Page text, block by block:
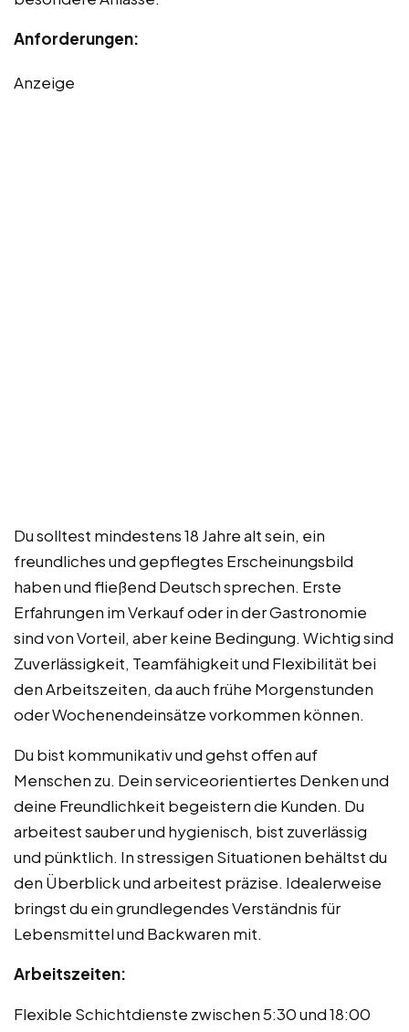
Anforderungen:
Anzeige
Du solltest mindestens 18 Jahre alt sein, ein
freundliches und gepflegtes Erscheinungsbild
haben und fließend Deutsch sprechen. Erste
Erfahrungen im Verkauf oder in der Gastronomie
sind von Vorteil, aber keine Bedingung. Wichtig sind
Zuverlässigkeit, Teamfähigkeit und Flexibilität bei
den Arbeitszeiten, da auch frühe Morgenstunden
oder Wochenendeinsätze vorkommen können.
Du bist kommunikativ und gehst offen auf
Menschen zu. Dein serviceorientiertes Denken und
deine Freundlichkeit begeistern die Kunden. Du
arbeitest sauber und hygienisch, bist zuverlässig
und pünktlich. In stressigen Situationen behältst du
den Überblick und arbeitest präzise. Idealerweise
bringst du ein grundlegendes Verständnis für
Lebensmittel und Backwaren mit.
Arbeitszeiten:
Flexible Schichtdienste zwischen 5:30 und 18:00